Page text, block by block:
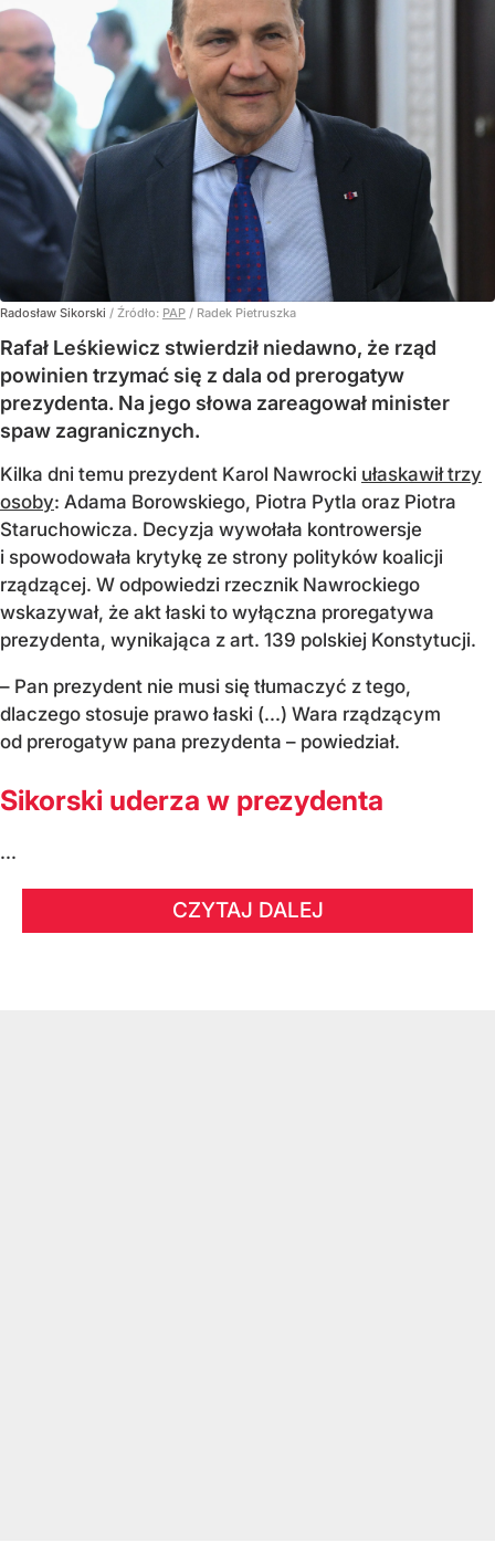
Radosław Sikorski / Źródło: PAP / Radek Pietruszka
Rafał Leśkiewicz stwierdził niedawno, że rząd
powinien trzymać się z dala od prerogatyw
prezydenta. Na jego słowa zareagował minister
spaw zagranicznych.
Kilka dni temu prezydent Karol Nawrocki ułaskawił trzy
osoby: Adama Borowskiego, Piotra Pytla oraz Piotra
Staruchowicza. Decyzja wywołała kontrowersje
i spowodowała krytykę ze strony polityków koalicji
rządzącej. W odpowiedzi rzecznik Nawrockiego
wskazywał, że akt łaski to wyłączna proregatywa
prezydenta, wynikająca z art. 139 polskiej Konstytucji.
– Pan prezydent nie musi się tłumaczyć z tego,
dlaczego stosuje prawo łaski (...) Wara rządzącym
od prerogatyw pana prezydenta – powiedział.
Sikorski uderza w prezydenta
...
CZYTAJ DALEJ